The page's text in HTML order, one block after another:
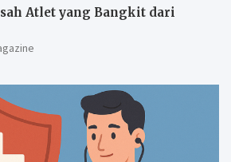
Atlet yang Bangkit dari